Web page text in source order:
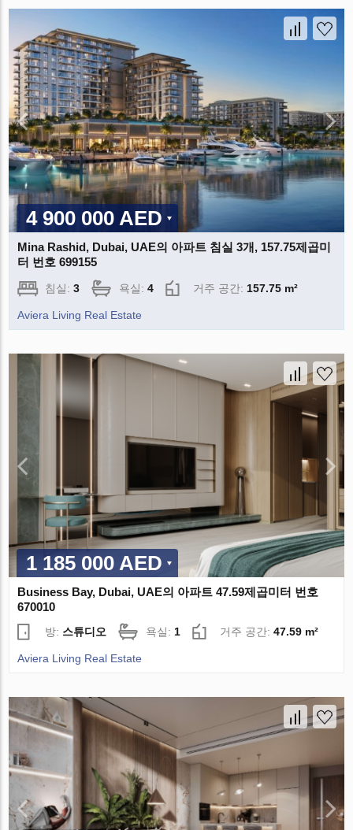
4 900 000 AED
Mina Rashid, Dubai, UAE의 아파트 침실 3개, 157.75제곱미
터 번호 699155
침실:3 욕실:4 거주 공간: 157.75 m²
Aviera Living Real Estate
1 185 000 AED
Business Bay, Dubai, UAE의 아파트 47.59제곱미터 번호
670010
방: 스튜디오 욕실: 1 거주 공간:47.59 m²
Aviera Living Real Estate